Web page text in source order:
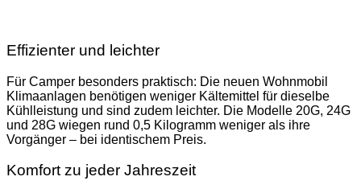
Effizienter und leichter
Für Camper besonders praktisch: Die neuen Wohnmobil
Klimaanlagen benötigen weniger Kältemittel für dieselbe
Kühlleistung und sind zudem leichter. Die Modelle 20G, 24G
und 28G wiegen rund 0,5 Kilogramm weniger als ihre
Vorgänger – bei identischem Preis.
Komfort zu jeder Jahreszeit